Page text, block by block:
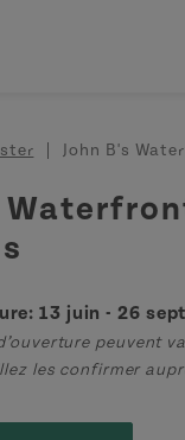
John B's
13 juin - 26
peuvent
les confirmer